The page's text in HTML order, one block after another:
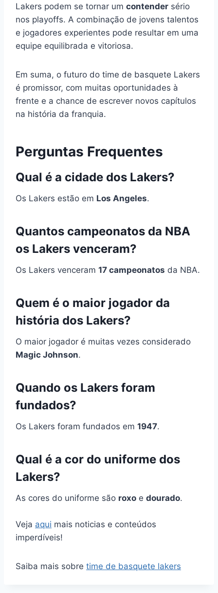
Lakers podem se tornar um contender sério
nos playoffs. A combinação de jovens talentos
e jogadores experientes pode resultar em uma
equipe equilibrada e vitoriosa.
Em suma, o futuro do time de basquete Lakers
é promissor, com muitas oportunidades à
frente e a chance de escrever novos capítulos
na história da franquia.
Perguntas Frequentes
Qual é a cidade dos Lakers?
Os Lakers estão em Los Angeles.
Quantos campeonatos da NBA
os Lakers venceram?
Os Lakers venceram 17 campeonatos da NBA.
Quem é o maior jogador da
história dos Lakers?
O maior jogador é muitas vezes considerado
Magic Johnson.
Quando os Lakers foram
fundados?
Os Lakers foram fundados em 1947.
Qual é a cor do uniforme dos
Lakers?
As cores do uniforme são roxo e dourado.
Veja aqui mais noticias e conteúdos
imperdíveis!
Saiba mais sobre time de basquete lakers